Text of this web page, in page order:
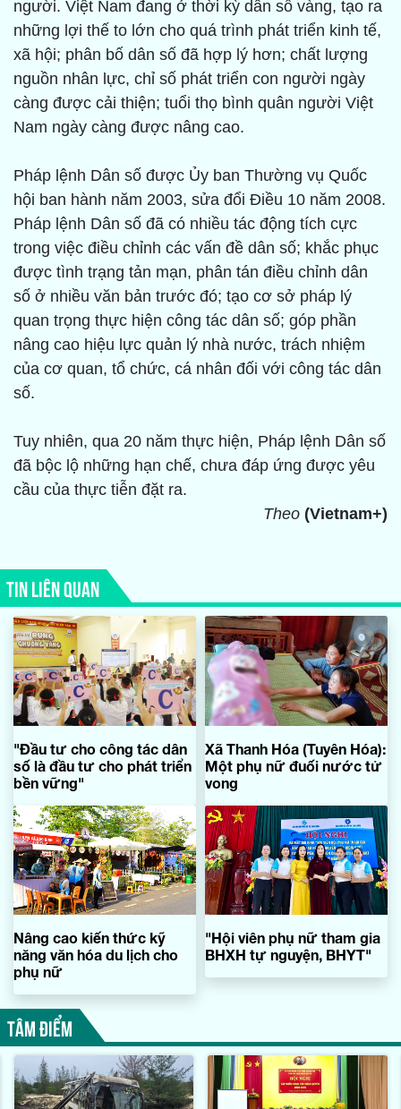
người. Việt Nam đang ở thời kỳ dân số vàng, tạo ra
những lợi thế to lớn cho quá trình phát triển kinh tế,
xã hội; phân bố dân số đã hợp lý hơn; chất lượng
nguồn nhân lực, chỉ số phát triển con người ngày
càng được cải thiện; tuổi thọ bình quân người Việt
Nam ngày càng được nâng cao.
Pháp lệnh Dân số được Ủy ban Thường vụ Quốc
hội ban hành năm 2003, sửa đổi Điều 10 năm 2008.
Pháp lệnh Dân số đã có nhiều tác động tích cực
trong việc điều chỉnh các vấn đề dân số; khắc phục
được tình trạng tản mạn, phân tán điều chỉnh dân
số ở nhiều văn bản trước đó; tạo cơ sở pháp lý
quan trọng thực hiện công tác dân số; góp phần
nâng cao hiệu lực quản lý nhà nước, trách nhiệm
của cơ quan, tổ chức, cá nhân đối với công tác dân
số.
Tuy nhiên, qua 20 năm thực hiện, Pháp lệnh Dân số
đã bộc lộ những hạn chế, chưa đáp ứng được yêu
cầu của thực tiễn đặt ra.
Theo (Vietnam+)
TIN LIÊN QUAN
"Đầu tư cho công tác dân
số là đầu tư cho phát triển
bền vững"
Xã Thanh Hóa (Tuyên Hóa):
Một phụ nữ đuối nước tử
vong
Nâng cao kiến thức kỹ
năng văn hóa du lịch cho
phụ nữ
"Hội viên phụ nữ tham gia
BHXH tự nguyện, BHYT"
TÂM ĐIỂM